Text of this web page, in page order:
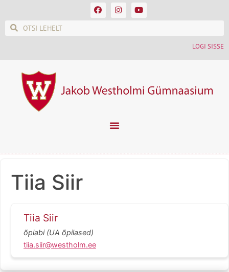
LOGI SISSE
Tiia Siir
Tiia Siir
õpiabi (UA õpilased)
tiia.siir@westholm.ee